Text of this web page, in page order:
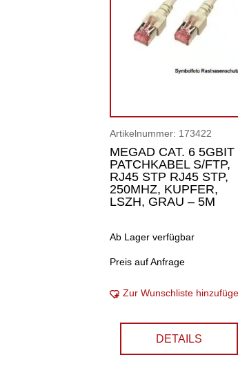
Artikelnummer: 173422
MEGAD CAT. 6 5GBIT
PATCHKABEL S/FTP,
RJ45 STP RJ45 STP,
250MHZ, KUPFER,
LSZH, GRAU – 5M
Ab Lager verfügbar
Preis auf Anfrage
Zur Wunschliste
DETAILS